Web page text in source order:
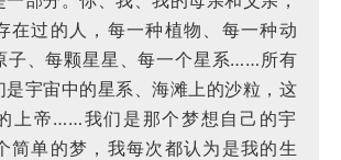
在过的人，每一种植物、每一种动
子、每颗星星、每一个星系……所有
是宇宙中的星系、海滩上的沙粒，这
上帝……我们是那个梦想自己的宇
简单的梦，我每次都认为是我的生